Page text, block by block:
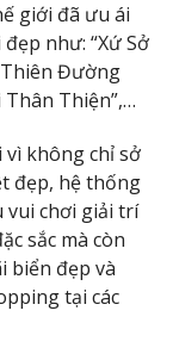
giới đã ưu ái
như: “Xứ Sở
Đường
Thân Thiện”,…
vì không chỉ sở
đẹp, hệ thống
vui chơi giải trí
sắc mà còn
biển đẹp và
tại các